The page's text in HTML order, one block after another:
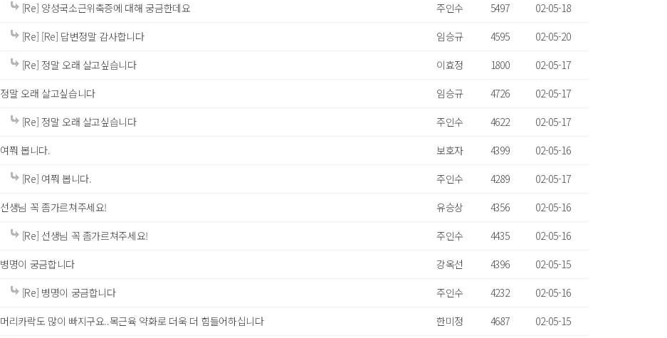
[Re] 양성국소근위축증에 대해 궁금한데요 주인수 5497
02-05-18
[Re] [Re] 답변정말 감사합니다 임승규 4595
02-05-20
[Re] 정말 오래 살고싶습니다 이효정 1800
02-05-17
정말 오래 살고싶습니다 임승규 4726
02-05-17
[Re] 정말 오래 살고싶습니다 주인수 4622
02-05-17
여쭤 봅니다. 보호자 4399
02-05-16
[Re] 여쭤 봅니다. 주인수 4289
02-05-17
선생님 꼭 좀가르쳐주세요! 유승상 4356
02-05-16
[Re] 선생님 꼭 좀가르쳐주세요! 주인수 4435
02-05-16
병명이 궁금합니다 강옥선 4396
02-05-15
[Re] 병명이 궁금합니다 주인수 4232
02-05-16
머리카락도 많이 빠지구요..목근육 약화로 더욱 더 힘들어하십니다 한미정 4687
02-05-15